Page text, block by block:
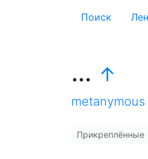
Поиск
... ↑
metanymous
Прикреплённые